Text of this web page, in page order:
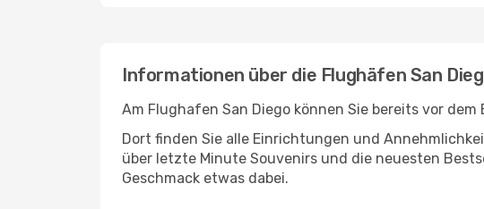
Informationen über die Flughäfen San
Am Flughafen San Diego können Sie bereits vor
Dort finden Sie alle Einrichtungen und
über letzte Minute Souvenirs und die neuesten
Geschmack etwas dabei.